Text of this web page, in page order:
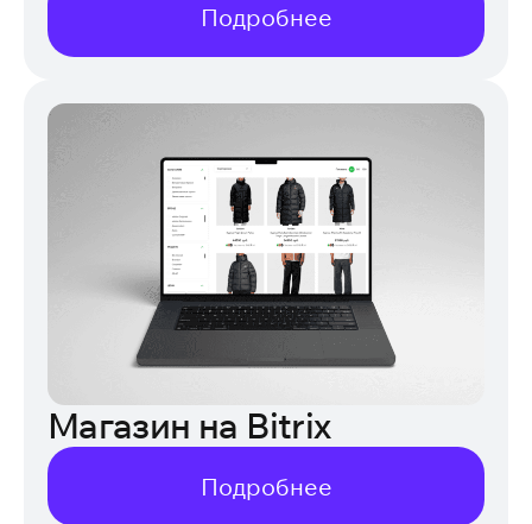
Подробнее
Магазин на Bitrix
Подробнее